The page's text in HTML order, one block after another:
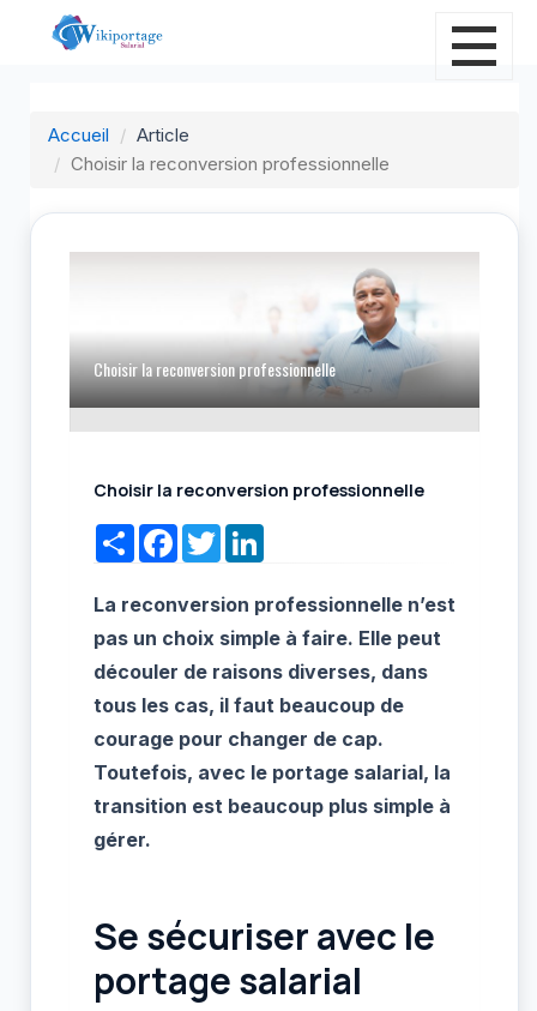
Accueil
Article
Choisir la reconversion professionnelle
Choisir la reconversion professionnelle
Choisir la reconversion professionnelle
ShareFacebook
Twitter
La reconversion professionnelle n’est
pas un choix simple à faire. Elle peut
découler de raisons diverses, dans
tous les cas, il faut beaucoup de
courage pour changer de cap.
Toutefois, avec le portage salarial, la
transition est beaucoup plus simple à
gérer.
Se sécuriser avec le
portage salarial